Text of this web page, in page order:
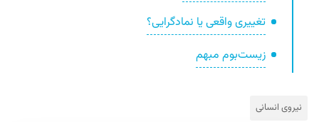
تغییری واقعی یا نمادگرایی؟
زیست‌بوم مبهم
نیروی انسانی